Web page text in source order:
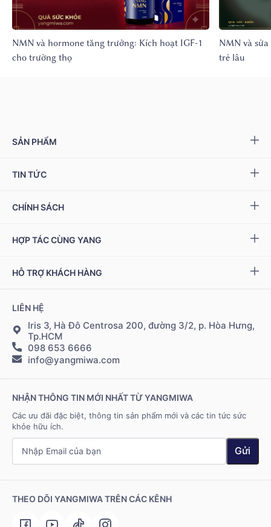
NMN và hormone tăng trưởng: Kích hoạt IGF-1
cho trường thọ
NMN và sửa
trẻ lâu
SẢN PHẨM
Yang NMN™ 15000 mg
Ziptamin
Bộ kiểm tra NAD +
TIN TỨC
Sự kiện & Ưu đãi
Tuyển dụng
CHÍNH SÁCH
Giải quyết khiếu nại
Điều khoản sử dụng
HỢP TÁC CÙNG YANG
Chính sách đại lý
HỖ TRỢ KHÁCH HÀNG
Đặt hàng & thanh toán
Giao hàng & vận chuyển
Hệ thống điểm bán
LIÊN HỆ
Iris 3, Hà Đô Centrosa 200, đường 3/2, p. Hòa Hưng,
Tp.HCM
098 653 6666
info@yangmiwa.com
NHẬN THÔNG TIN MỚI NHẤT TỪ YANGMIWA
Các ưu đãi đặc biệt, thông tin sản phẩm mới và các tin tức sức
khỏe hữu ích.
Gửi
THEO DÕI YANGMIWA TRÊN CÁC KÊNH